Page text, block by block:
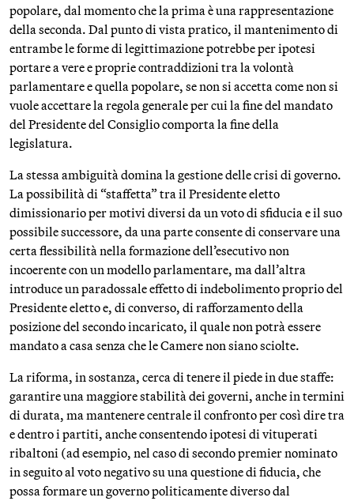
popolare, dal momento che la prima è una rappresentazione
della seconda. Dal punto di vista pratico, il mantenimento di
entrambe le forme di legittimazione potrebbe per ipotesi
portare a vere e proprie contraddizioni tra la volontà
parlamentare e quella popolare, se non si accetta come non si
vuole accettare la regola generale per cui la fine del mandato
del Presidente del Consiglio comporta la fine della
legislatura.
La stessa ambiguità domina la gestione delle crisi di governo.
La possibilità di “staffetta” tra il Presidente eletto
dimissionario per motivi diversi da un voto di sfiducia e il suo
possibile successore, da una parte consente di conservare una
certa flessibilità nella formazione dell’esecutivo non
incoerente con un modello parlamentare, ma dall’altra
introduce un paradossale effetto di indebolimento proprio del
Presidente eletto e, di converso, di rafforzamento della
posizione del secondo incaricato, il quale non potrà essere
mandato a casa senza che le Camere non siano sciolte.
La riforma, in sostanza, cerca di tenere il piede in due staffe:
garantire una maggiore stabilità dei governi, anche in termini
di durata, ma mantenere centrale il confronto per così dire tra
e dentro i partiti, anche consentendo ipotesi di vituperati
ribaltoni (ad esempio, nel caso di secondo premier nominato
in seguito al voto negativo su una questione di fiducia, che
possa formare un governo politicamente diverso dal